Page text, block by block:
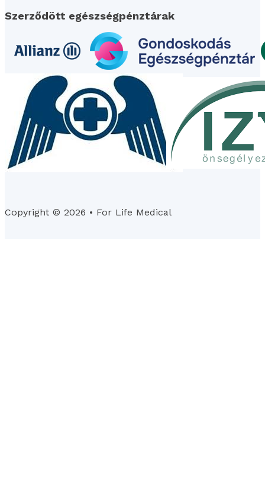
Szerződött egészségpénztárak
Copyright © 2026 • For Life Medical